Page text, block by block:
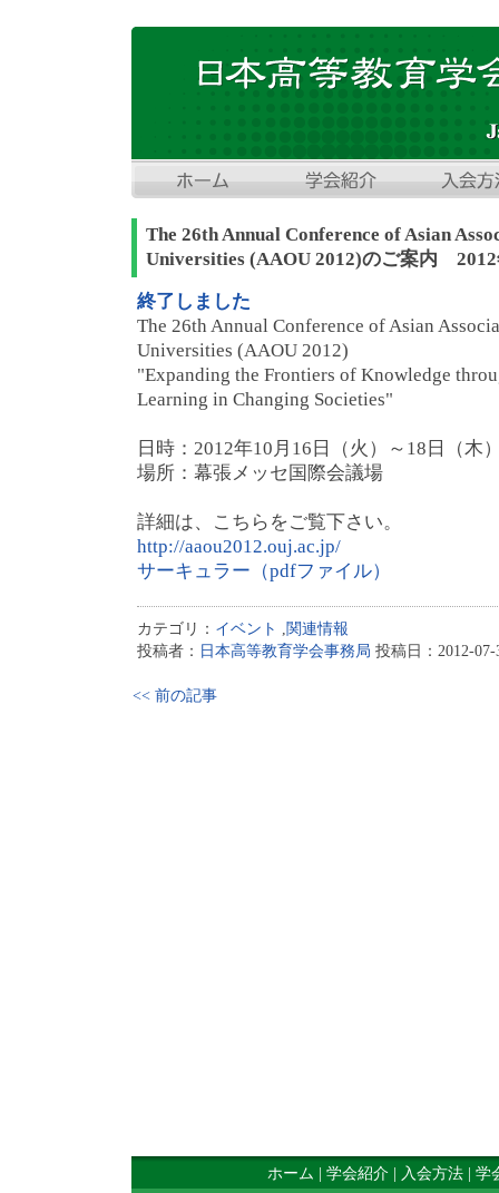
The 26th Annual Conference of Asian
Universities (AAOU 2012)のご案内 2012
終了しました
The 26th Annual Conference of Asian
Universities (AAOU 2012)
"Expanding the Frontiers of Knowledge
Learning in Changing Societies"
日時：2012年10月16日（火）～18日（木
場所：幕張メッセ国際会議場
詳細は、こちらをご覧下さい。
http://aaou2012.ouj.ac.jp/
サーキュラー（pdfファイル）
カテゴリ： イベント ,関連情報
投稿者： 日本高等教育学会事務局 投稿日：2012-07-
<< 前の記事
ホーム 学会紹介 入会方法 学